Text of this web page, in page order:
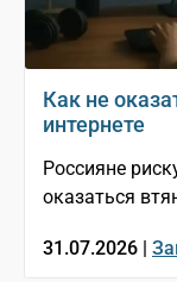
Как не
интернете
Россияне
оказаться
31.07.2026 |